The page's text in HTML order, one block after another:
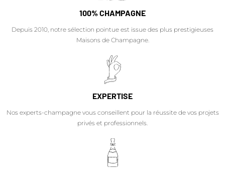
100% CHAMPAGNE
Depuis 2010, notre sélection pointue est issue des plus prestigieuses
Maisons de Champagne.
EXPERTISE
Nos experts-champagne vous conseillent pour la réussite de vos projets
privés et professionnels.